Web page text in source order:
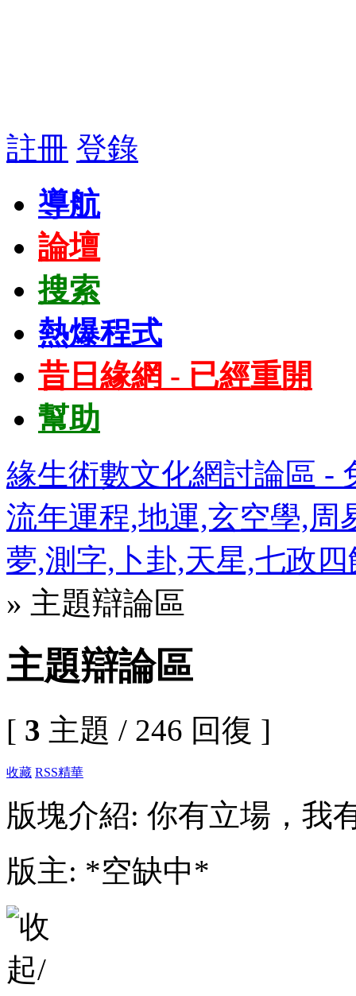
註冊 登錄
導航
論壇
搜索
熱爆程式
昔日緣網 - 已經重開
幫助
緣生術數文化網討論區 -
流年運程,地運,玄空學,周
夢,測字,卜卦,天星,七政
» 主題辯論區
主題辯論區
[ 3 主題 / 246 回復 ]
收藏 RSS精華
版塊介紹: 你有立場，我
版主: *空缺中*